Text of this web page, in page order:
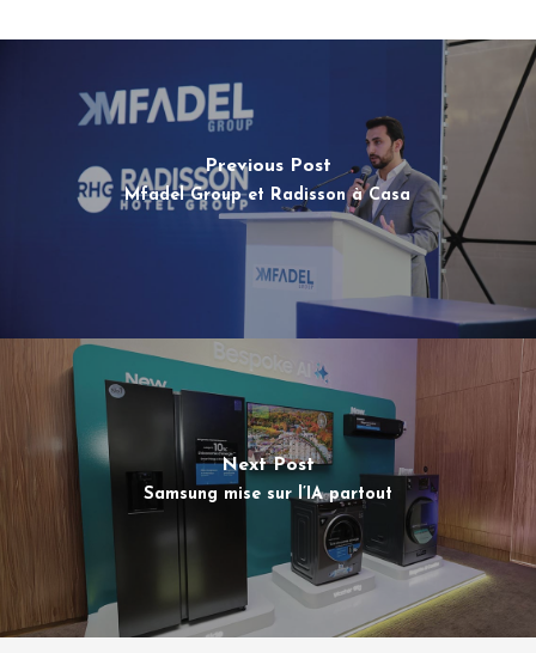
Previous Post
Mfadel Group et Radisson à Casa
Next Post
Samsung mise sur l’IA partout